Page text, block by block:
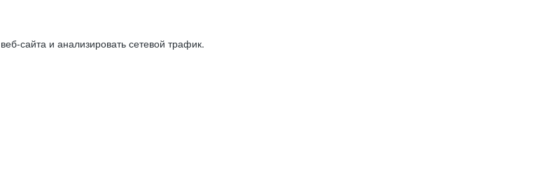
сайта и анализировать сетевой трафик.